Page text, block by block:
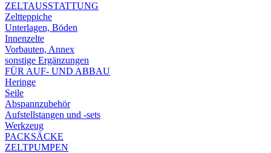
ZELTAUSSTATTUNG
Zeltteppiche
Unterlagen, Böden
Innenzelte
Vorbauten, Annex
sonstige Ergänzungen
FÜR AUF- UND ABBAU
Heringe
Seile
Abspannzubehör
Aufstellstangen und -sets
Werkzeug
PACKSÄCKE
ZELTPUMPEN